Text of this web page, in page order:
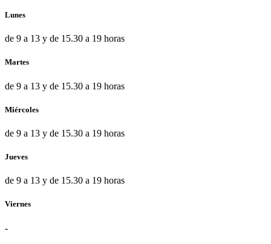
Lunes
de 9 a 13 y de 15.30 a 19 horas
Martes
de 9 a 13 y de 15.30 a 19 horas
Miércoles
de 9 a 13 y de 15.30 a 19 horas
Jueves
de 9 a 13 y de 15.30 a 19 horas
Viernes
-